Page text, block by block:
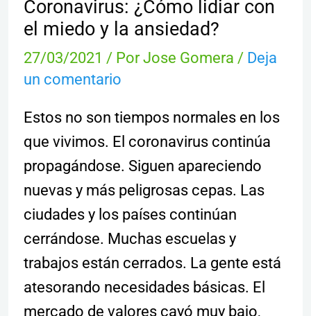
Coronavirus: ¿Cómo lidiar con
el miedo y la ansiedad?
27/03/2021 / PorJose Gomera / Deja
un comentario
Estos no son tiempos normales en los
que vivimos. El coronavirus continúa
propagándose. Siguen apareciendo
nuevas y más peligrosas cepas. Las
ciudades y los países continúan
cerrándose. Muchas escuelas y
trabajos están cerrados. La gente está
atesorando necesidades básicas. El
mercado de valores cayó muy bajo,